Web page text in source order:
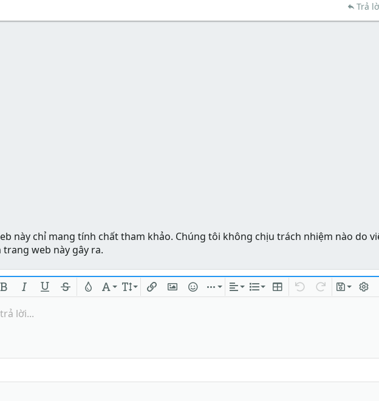
Trả
này chỉ mang tính chất tham khảo. Chúng tôi không chịu trách nhiệm nào do
web này gây ra.
dạng
đậmIn nghiêng
lời...